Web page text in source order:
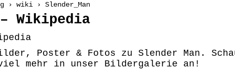
wiki › Slender_Man
Wikipedia
Poster & Fotos zu Slender Man.
mehr in unser Bildergalerie an!